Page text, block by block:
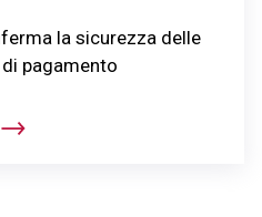
la sicurezza delle
pagamento